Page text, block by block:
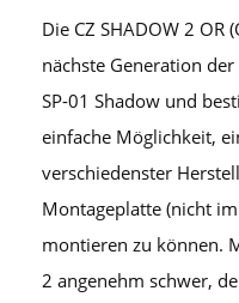
Die CZ SHADOW 2 OR
nächste Generation
SP-01 Shadow und
einfache Möglichkeit,
verschiedenster
Montageplatte (nicht
montieren zu können.
2 angenehm schwer,